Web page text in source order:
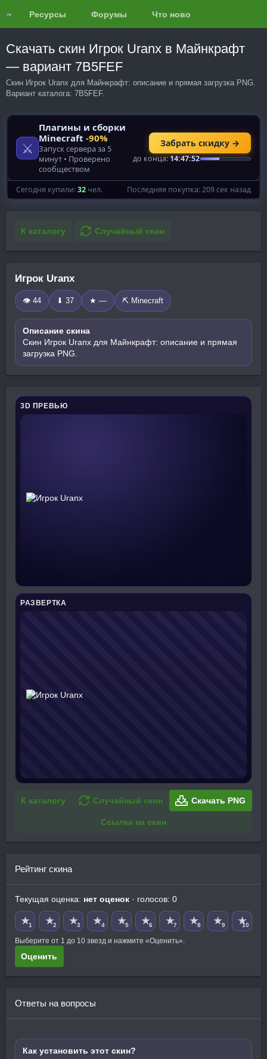
Ресурсы Форумы Что нового?
Скачать скин Игрок Uranx в Майнкрафт
— вариант 7B5FEF
Скин Игрок Uranx для Майнкрафт: описание и прямая загрузка PNG.
Вариант каталога: 7B5FEF.
К каталогу Случайный скин
Игрок Uranx
👁 44 ⬇ 37 ★ — ⛏️ Minecraft
Описание скина
Скин Игрок Uranx для Майнкрафт: описание и прямая
загрузка PNG.
3D ПРЕВЬЮ
РАЗВЕРТКА
К каталогу Случайный скин Скачать PNG
Ссылка на скин
Рейтинг скина
Текущая оценка: нет оценок · голосов: 0
★1 ★2 ★3 ★4 ★5 ★6 ★7 ★8 ★9 ★10
Выберите от 1 до 10 звезд и нажмите «Оценить».
Оценить
Ответы на вопросы
Как установить этот скин?